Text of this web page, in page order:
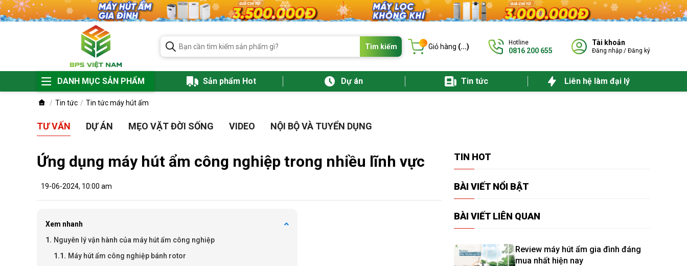
Tìm kiếm ... Giỏ hàng (...) Hotline
0816 200 655
Tài khoản
Đăng nhập / Đăng ký
DANH MỤC SẢN PHẨM Sản phẩm Hot Dự án Tin tức Liên hệ làm đại lý
Tin tức Tin tức máy hút ấm
TƯ VẤN DỰ ÁN MẸO VẶT ĐỜI SỐNG VIDEO NỘI BỘ VÀ TUYỂN DỤNG
Ứng dụng máy hút ẩm công nghiệp trong nhiều lĩnh vực
19-06-2024, 10:00 am
Xem nhanh
Nguyên lý vận hành của máy hút ẩm công nghiệp
Máy hút ẩm công nghiệp bánh rotor
TIN HOT
BÀI VIẾT NỔI BẬT
BÀI VIẾT LIÊN QUAN
Review máy hút ẩm gia đình đáng
mua nhất hiện nay